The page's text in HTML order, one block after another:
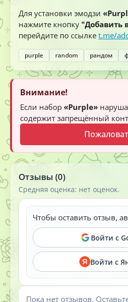
Для установки эмодзи
нажмите кнопку "Добавить
перейдите по ссылке t.me/
purple random рандом
Внимание!
Если набор «Purple»
содержит запрещённый
Отзывы (0)
Средняя оценка: нет оценок.
Чтобы оставить отзыв,
Войти с
Я Войти с
Пока нет отзывов.